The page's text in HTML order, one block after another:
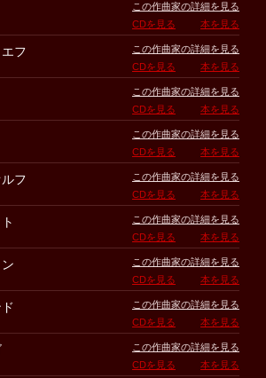
この作曲家の詳細を見る
CDを見る
本を見る
フ
この作曲家の詳細を見る
CDを見る
本を見る
この作曲家の詳細を見る
CDを見る
本を見る
この作曲家の詳細を見る
CDを見る
本を見る
フ
この作曲家の詳細を見る
CDを見る
本を見る
この作曲家の詳細を見る
CDを見る
本を見る
この作曲家の詳細を見る
CDを見る
本を見る
この作曲家の詳細を見る
CDを見る
本を見る
この作曲家の詳細を見る
CDを見る
本を見る